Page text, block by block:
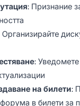
: Признание
Организирайте
:
на билети:
в билети за